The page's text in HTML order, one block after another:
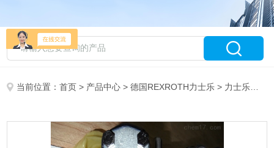
当前位置：首页 > 产品中心 >德国REXROTH力士乐 > 力士乐变量柱塞泵